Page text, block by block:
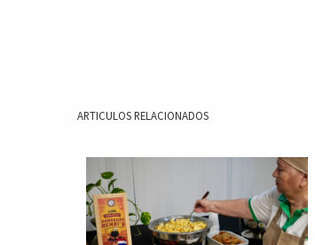
ARTICULOS RELACIONADOS